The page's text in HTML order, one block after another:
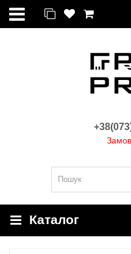
Каталог